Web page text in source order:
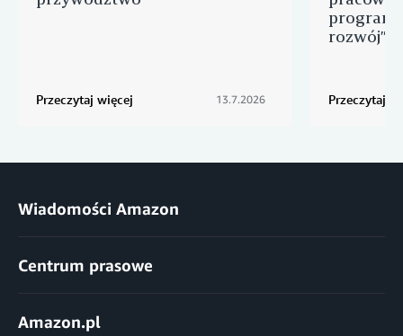
Przeczytaj więcej 13.7.2026
rozwój”
Przeczytaj
Wiadomości Amazon
Centrum prasowe
Amazon.pl